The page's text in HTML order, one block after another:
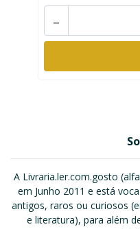
-
A Livraria.ler.com.gosto
em Junho 2011 e está
antigos, raros ou curiosos
e literatura), para além